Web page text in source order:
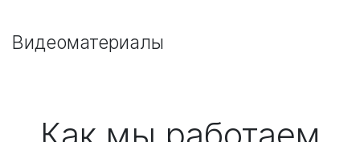
Видеоматериалы